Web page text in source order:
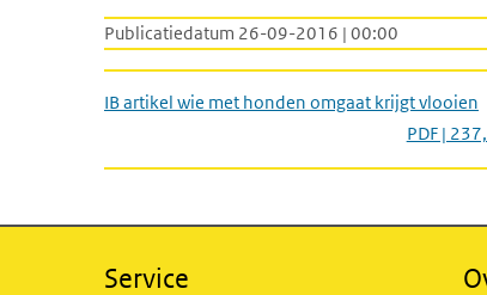
Publicatiedatum 26-09-2016 | 00:00
IB artikel wie met honden omgaat krijgt vlooien
PDF |
Service